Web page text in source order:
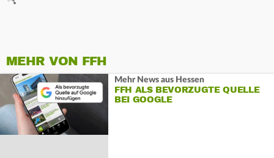
MEHR VON FFH
Mehr News aus Hessen
FFH ALS BEVORZUGTE QUELLE
BEI GOOGLE